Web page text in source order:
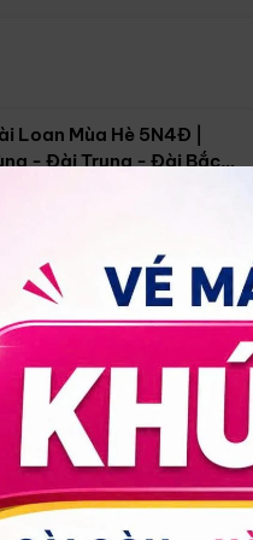
Loan Mùa Hè 5N4Đ |
- Đài Trung - Đài Bắc
18/09